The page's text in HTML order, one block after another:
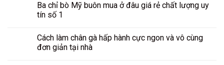
Ba chỉ bò Mỹ buôn mua ở đâu giá rẻ chất lượng uy
tín số 1
Cách làm chân gà hấp hành cực ngon và vô cùng
đơn giản tại nhà